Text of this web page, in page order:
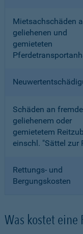
Mietsachschäden
geliehenen und
gemieteten
Schäden an
geliehenem oder
gemietetem
einschl. "Sättel zur
Rettungs- und
Bergungskosten
Was kostet